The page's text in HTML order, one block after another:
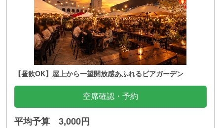
【昼飲OK】屋上から一望開放感あふれるビアガーデン
空席確認・予約
平均予算 3,000円